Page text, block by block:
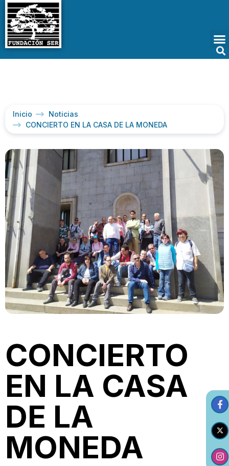
Inicio
Noticias
CONCIERTO EN LA CASA DE LA MONEDA
CONCIERTO
EN LA CASA
DE LA
MONEDA